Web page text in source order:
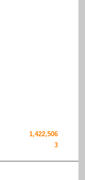
1,422,506
3